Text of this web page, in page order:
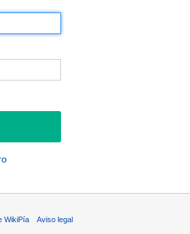
WikiPía Aviso legal